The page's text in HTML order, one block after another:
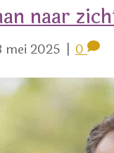
naar
mei 2025 | 0